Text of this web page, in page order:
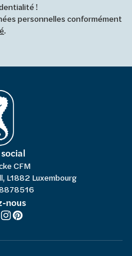
!
personnelles conformément
.
CFM
L1882 Luxembourg
nous